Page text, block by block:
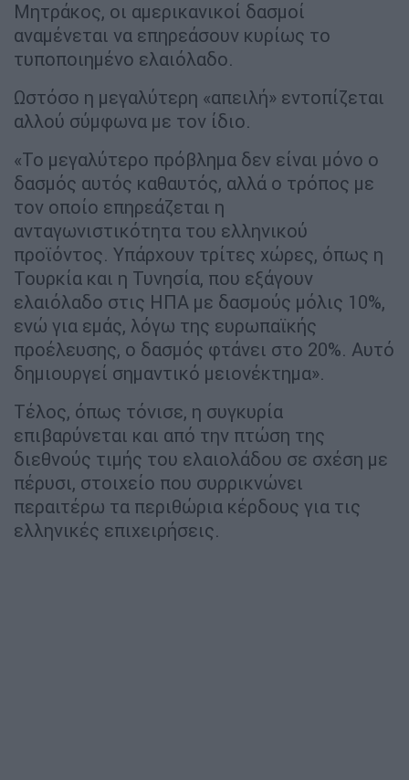
Μητράκος, οι αμερικανικοί δασμοί
αναμένεται να επηρεάσουν κυρίως το
τυποποιημένο ελαιόλαδο.
Ωστόσο η μεγαλύτερη «απειλή» εντοπίζεται
αλλού σύμφωνα με τον ίδιο.
«Το μεγαλύτερο πρόβλημα δεν είναι μόνο ο
δασμός αυτός καθαυτός, αλλά ο τρόπος με
τον οποίο επηρεάζεται η
ανταγωνιστικότητα του ελληνικού
προϊόντος. Υπάρχουν τρίτες χώρες, όπως η
Τουρκία και η Τυνησία, που εξάγουν
ελαιόλαδο στις ΗΠΑ με δασμούς μόλις 10%,
ενώ για εμάς, λόγω της ευρωπαϊκής
προέλευσης, ο δασμός φτάνει στο 20%. Αυτό
δημιουργεί σημαντικό μειονέκτημα».
Τέλος, όπως τόνισε, η συγκυρία
επιβαρύνεται και από την πτώση της
διεθνούς τιμής του ελαιολάδου σε σχέση με
πέρυσι, στοιχείο που συρρικνώνει
περαιτέρω τα περιθώρια κέρδους για τις
ελληνικές επιχειρήσεις.